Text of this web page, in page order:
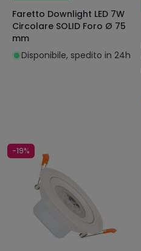
Faretto Downlight LED 7W
Circolare SOLID Foro Ø 75
mm
Disponibile, spedito in 24h
-19%